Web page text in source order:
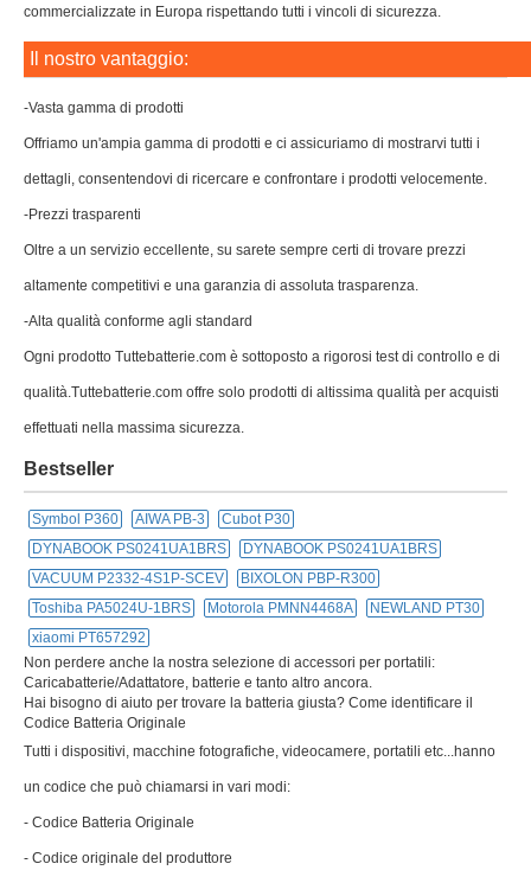
commercializzate in Europa rispettando tutti i vincoli di sicurezza.
Il nostro vantaggio:
-Vasta gamma di prodotti
Offriamo un'ampia gamma di prodotti e ci assicuriamo di mostrarvi tutti i
dettagli, consentendovi di ricercare e confrontare i prodotti velocemente.
-Prezzi trasparenti
Oltre a un servizio eccellente, su sarete sempre certi di trovare prezzi
altamente competitivi e una garanzia di assoluta trasparenza.
-Alta qualità conforme agli standard
Ogni prodotto Tuttebatterie.com è sottoposto a rigorosi test di controllo e di
qualità.Tuttebatterie.com offre solo prodotti di altissima qualità per acquisti
effettuati nella massima sicurezza.
Bestseller
Symbol P360 AIWA PB-3
Cubot P30
DYNABOOK PS0241UA1BRS
DYNABOOK PS0241UA1BRS
VACUUM P2332-4S1P-SCEV
BIXOLON PBP-R300
Toshiba PA5024U-1BRS
Motorola PMNN4468A
NEWLAND PT30
xiaomi PT657292
Non perdere anche la nostra selezione di accessori per portatili:
Caricabatterie/Adattatore, batterie e tanto altro ancora.
Hai bisogno di aiuto per trovare la batteria giusta? Come identificare il
Codice Batteria Originale
Tutti i dispositivi, macchine fotografiche, videocamere, portatili etc...hanno
un codice che può chiamarsi in vari modi:
- Codice Batteria Originale
- Codice originale del produttore